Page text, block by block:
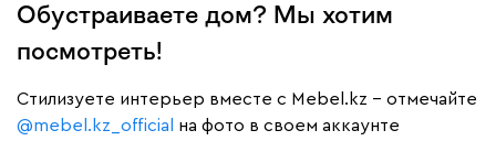
Обустраиваете дом? Мы хотим
посмотреть!
Cтилизуете интерьер вместе с Mebel.kz – отмечайте
@mebel.kz_official
на фото в своем аккаунте